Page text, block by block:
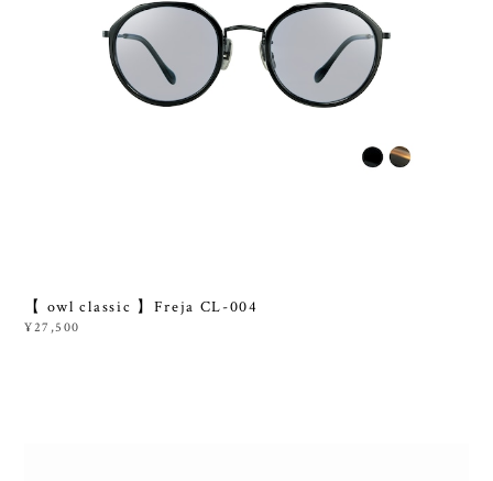
【 owl classic 】Freja CL-004
¥27,500